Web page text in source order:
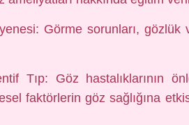
Görme sorunları, gözlük
Tıp: Göz hastalıklarının
faktörlerin göz sağlığına